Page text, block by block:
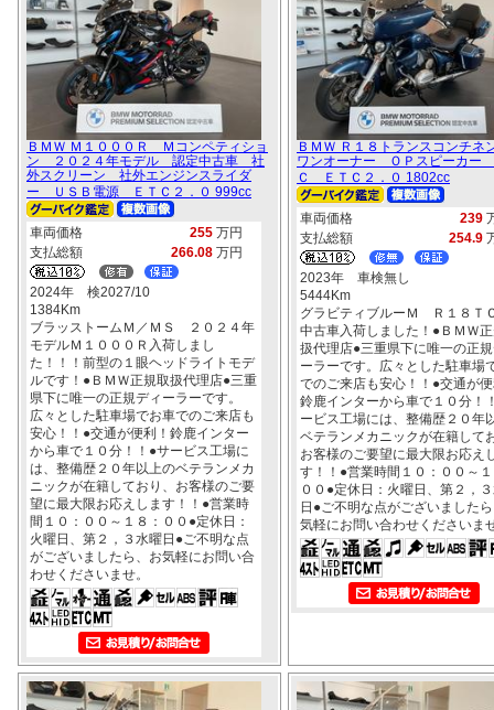
ＢＭＷ Ｍ１０００Ｒ Ｍコンペティショ
ン ２０２４年モデル 認定中古車 社
外スクリーン 社外エンジンスライダ
ー ＵＳＢ電源 ＥＴＣ２．０ 999cc
車両価格 255 万円
支払総額
266.08 万円
2024年 検2027/10
1384Km
ブラッストームＭ／ＭＳ ２０２４年
モデルＭ１０００Ｒ入荷しまし
た！！！前型の１眼ヘッドライトモデ
ルです！●ＢＭＷ正規取扱代理店●三重
県下に唯一の正規ディーラーです。
広々とした駐車場でお車でのご来店も
安心！！●交通が便利！鈴鹿インター
から車で１０分！！●サービス工場に
は、整備歴２０年以上のベテランメカ
ニックが在籍しており、お客様のご要
望に最大限お応えします！！●営業時
間１０：００～１８：００●定休日：
火曜日、第２，３水曜日●ご不明な点
がございましたら、お気軽にお問い合
わせくださいませ。
ＢＭＷ Ｒ１８トランスコンチ
ワンオーナー ＯＰスピーカー
Ｃ ＥＴＣ２．０ 1802cc
車両価格 239
支払総額
254.9
2023年 車検無し
5444Km
グラビティブルーＭ Ｒ１８Ｔ
中古車入荷しました！●ＢＭＷ
扱代理店●三重県下に唯一の正
ーラーです。広々とした駐車場
でのご来店も安心！！●交通が
鈴鹿インターから車で１０分！
ービス工場には、整備歴２０年
ベテランメカニックが在籍して
お客様のご要望に最大限お応え
す！！●営業時間１０：００～
００●定休日：火曜日、第２，
日●ご不明な点がございました
気軽にお問い合わせくださいま